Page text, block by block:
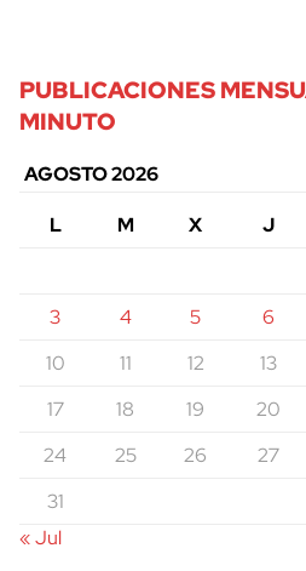
PUBLICACIONES
MINUTO
AGOSTO 2026
L
M X J
3
4 5 6
10
11 12 13
17
18 19 20
24
25 26 27
31
« Jul